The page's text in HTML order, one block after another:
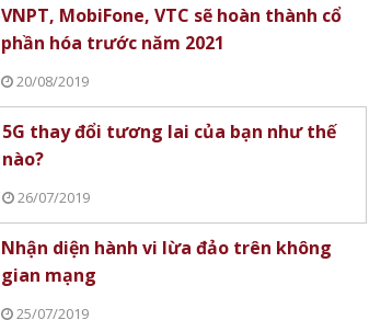
VNPT, MobiFone, VTC sẽ hoàn thành cổ
phần hóa trước năm 2021
20/08/2019
5G thay đổi tương lai của bạn như thế
nào?
26/07/2019
Nhận diện hành vi lừa đảo trên không
gian mạng
25/07/2019